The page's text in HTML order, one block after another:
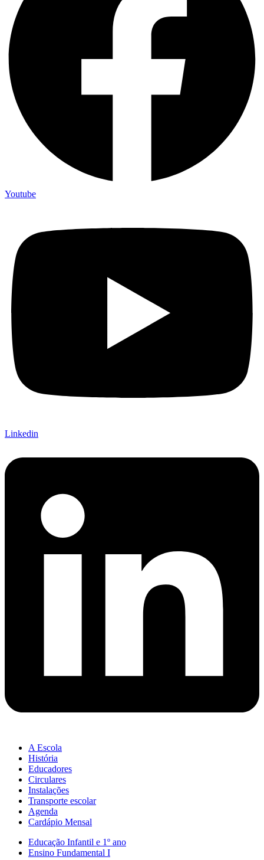
Youtube
Linkedin
A Escola
História
Educadores
Circulares
Instalações
Transporte escolar
Agenda
Cardápio Mensal
Educação Infantil e 1º ano
Ensino Fundamental I